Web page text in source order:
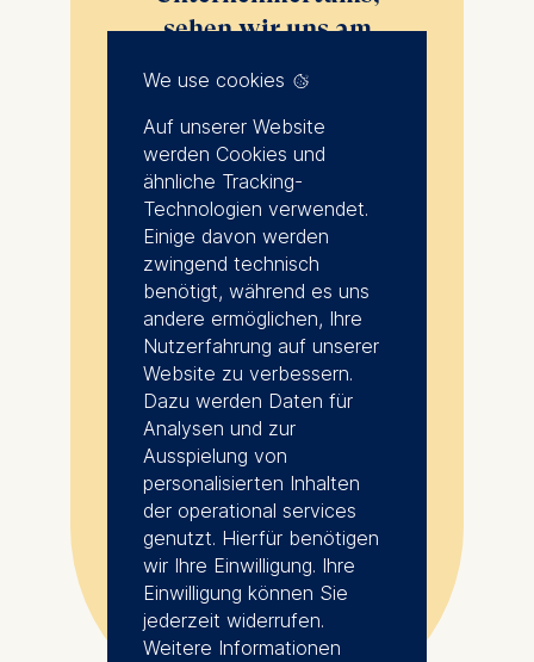
sehen wir uns am
das die nächste
Generation von
Gründerinnen und
Gründern dabei
unterstützt,
Unternehmen zu
entwerfen,
aufzubauen und
weiterzuentwickeln –
Unternehmen, die die
Welt nachhaltig
verändern.
Angeliki Papachroni
Faculty Lead, Master in Innovation and
Entrepreneurship program
We use cookies
Auf unserer Website
werden Cookies und
ähnliche Tracking-
Technologien verwendet.
Einige davon werden
zwingend technisch
benötigt, während es uns
andere ermöglichen, Ihre
Nutzerfahrung auf unserer
Website zu verbessern.
Dazu werden Daten für
Analysen und zur
Ausspielung von
personalisierten Inhalten
der operational services
genutzt. Hierfür benötigen
wir Ihre Einwilligung. Ihre
Einwilligung können Sie
jederzeit widerrufen.
Weitere Informationen